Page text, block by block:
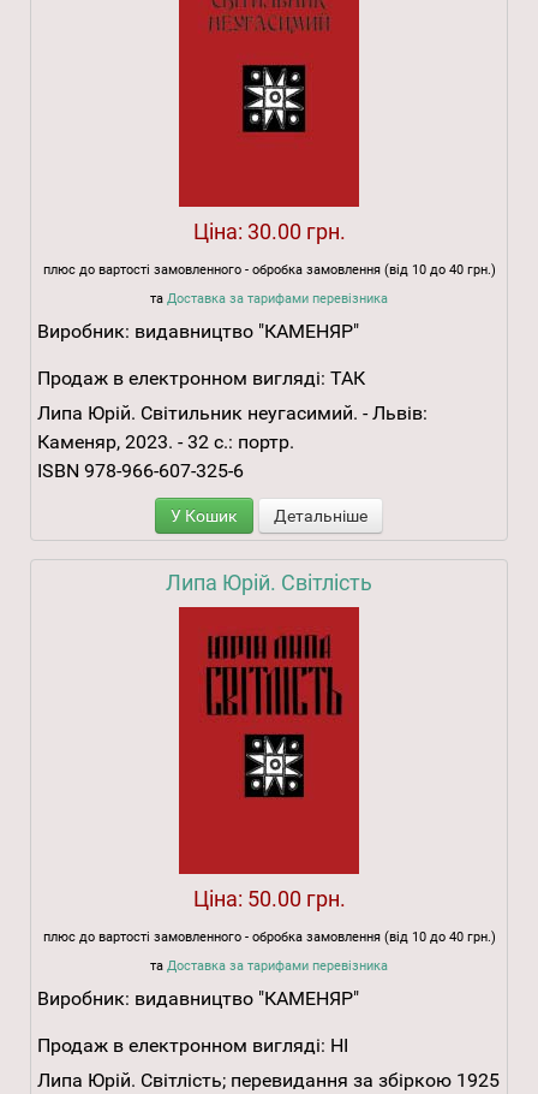
Ціна: 30.00 грн.
плюс до вартості замовленного - обробка замовлення (від 10 до 40 грн.)
та Доставка за тарифами перевізника
Виробник: видавництво "КАМЕНЯР"
Продаж в електронном вигляді: ТАК
Липа Юрій. Світильник неугасимий. - Львів:
Каменяр, 2023. - 32 с.: портр.
ISBN 978-966-607-325-6
У Кошик Детальніше
Липа Юрій. Світлість
Ціна: 50.00 грн.
плюс до вартості замовленного - обробка замовлення (від 10 до 40 грн.)
та Доставка за тарифами перевізника
Виробник: видавництво "КАМЕНЯР"
Продаж в електронном вигляді: НІ
Липа Юрій. Світлість; перевидання за збіркою 1925